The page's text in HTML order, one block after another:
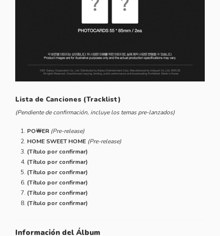
Lista de Canciones (Tracklist)
(Pendiente de confirmación, incluye los temas pre-lanzados)
PO￦ER (Pre-release)
HOME SWEET HOME (Pre-release)
(Título por confirmar)
(Título por confirmar)
(Título por confirmar)
(Título por confirmar)
(Título por confirmar)
(Título por confirmar)
Información del Álbum